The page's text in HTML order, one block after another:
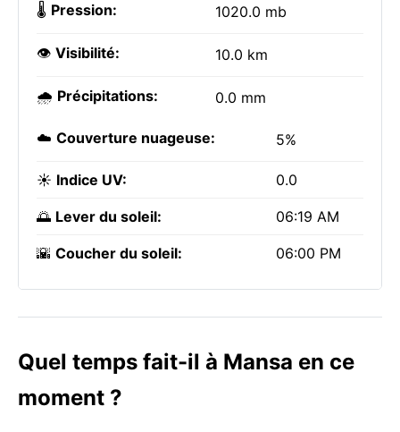
🌡️ Pression: 1020.0 mb
👁️ Visibilité: 10.0 km
🌧️ Précipitations: 0.0 mm
☁️ Couverture nuageuse: 5%
☀️ Indice UV: 0.0
🌅 Lever du soleil: 06:19 AM
🌇 Coucher du soleil: 06:00 PM
Quel temps fait-il à Mansa en ce
moment ?